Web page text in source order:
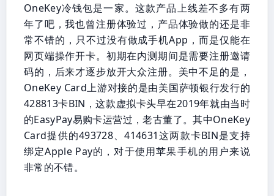
OneKey冷钱包是一家。这款产品上线差不多有两
年了吧，我也曾注册体验过，产品体验做的还是非
常不错的，只不过没有做成手机App，而是仅能在
网页端操作开卡。初期在内测期间是需要注册邀请
码的，后来才逐步放开大众注册。美中不足的是，
OneKey Card上游对接的是由美国萨顿银行发行的
428813卡BIN，这款虚拟卡头早在2019年就由当时
的EasyPay易购卡运营过，老古董了。其中OneKey
Card提供的493728、414631这两款卡BIN是支持
绑定Apple Pay的，对于使用苹果手机的用户来说
非常的不错。